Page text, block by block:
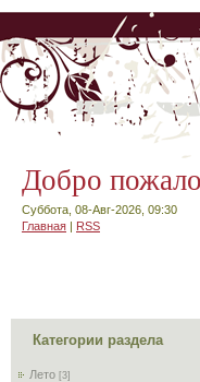
Добро
Суббота, 08-Авг-2026, 09:30
Главная | RSS
Категории раздела
Лето [3]